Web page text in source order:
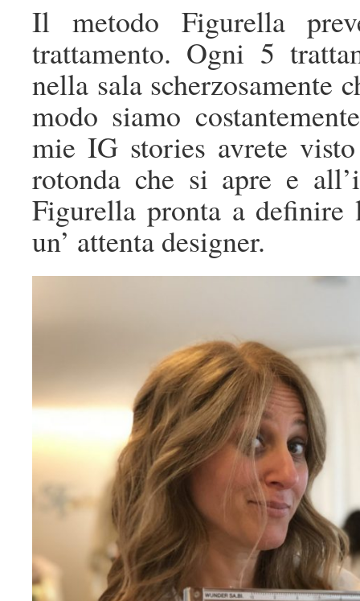
Il metodo Figurella
trattamento. Ogni 5
nella sala scherzosamente
modo siamo
mie IG stories avrete
rotonda che si apre e
Figurella pronta a definire
un’ attenta designer.